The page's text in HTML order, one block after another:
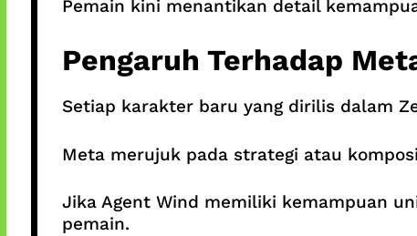
Pemain kini menantikan detail
Pengaruh Terhadap
Setiap karakter baru yang dirilis dalam
Meta merujuk pada strategi atau
Jika Agent Wind memiliki kemampuan
pemain.